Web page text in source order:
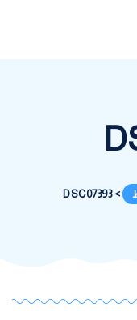
>
DSC07393